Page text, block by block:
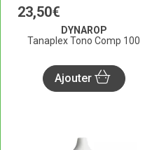
23,50€
DYNAROP
Tanaplex Tono Comp 100
Ajouter